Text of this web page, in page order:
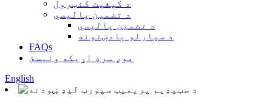
د کیفیت کنټرول
د تضمین پالیسي
د تضمین پالیسي
د سپارلو یادښتونه
FAQs
موږ سره اړیکه ونیسئ
English